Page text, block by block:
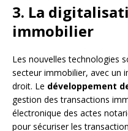
3. La
immobilier
Les nouvelles technologies
secteur immobilier, avec un
droit. Le développement
gestion des transactions
électronique des actes
pour sécuriser les